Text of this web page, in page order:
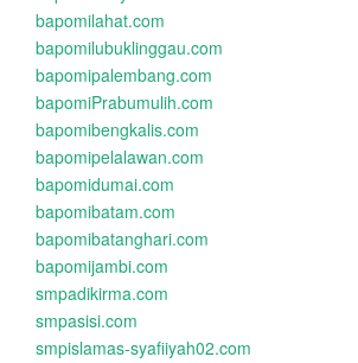
bapomilahat.com
bapomilubuklinggau.com
bapomipalembang.com
bapomiPrabumulih.com
bapomibengkalis.com
bapomipelalawan.com
bapomidumai.com
bapomibatam.com
bapomibatanghari.com
bapomijambi.com
smpadikirma.com
smpasisi.com
smpislamas-syafiiyah02.com